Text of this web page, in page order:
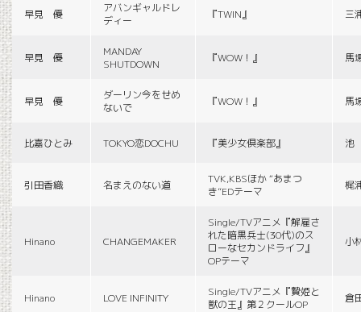
早見 優
アバンギャルドレ
ディー
『TWIN』 三
早見 優
MANDAY
SHUTDOWN
『WOW！』 馬
早見 優
ダーリン今をせめ
ないで
『WOW！』 馬
比嘉ひとみ TOKYO恋DOCHU 『美少女倶楽部』 池
引田香織 名まえのない道
TVK,KBSほか “あまつ
き”EDテーマ
梶
Hinano CHANGEMAKER
Single/TVアニメ『解雇さ
れた暗黒兵士(30代)のス
ローなセカンドライフ』
OPテーマ
小
Hinano LOVE INFINITY
Single/TVアニメ『贄姫と
獣の王』第２クールOP
倉